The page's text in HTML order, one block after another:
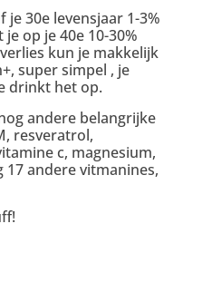
je 30e levensjaar 1-3%
op je 40e 10-30%
kun je makkelijk
super simpel , je
drinkt het op.
andere belangrijke
resveratrol,
c, magnesium,
andere vitmanines,